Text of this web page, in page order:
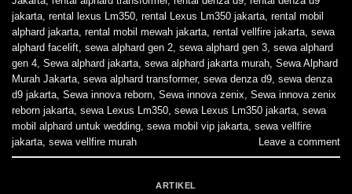
jakarta, rental lexus Lm350, rental Lexus Lm350 jakarta, rental mobil
alphard jakarta, rental mobil mewah jakarta, rental vellfire jakarta, sewa
alphard facelift, sewa alphard gen 2, sewa alphard gen 3, sewa alphard
gen 4, Sewa alphard jakarta, sewa alphard jakarta murah, Sewa Alphard
Murah Jakarta, sewa alphard transformer, sewa denza d9, sewa denza
d9 jakarta, Sewa innova reborn, Sewa innova zenix, Sewa innova zenix
reborn jakarta, sewa Lexus Lm350, sewa Lexus Lm350 jakarta, sewa
mobil alphard untuk wedding, sewa mobil vip jakarta, sewa vellfire
jakarta, sewa vellfire murah Leave a comment
ARTIKEL